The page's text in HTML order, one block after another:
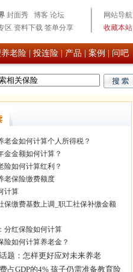
封面秀 博客 论坛
区 资料下载 签单分享
网站导航
收藏本站
老险 投连险 产品 案例 问吧
老金如何计算个人所得税？
金金额如何计算？
险如何计算红利？
老保险缴费额度
计算
保缴费基数上调_职工社保补缴金额
分红保险如何计算
险如何计算养老金？